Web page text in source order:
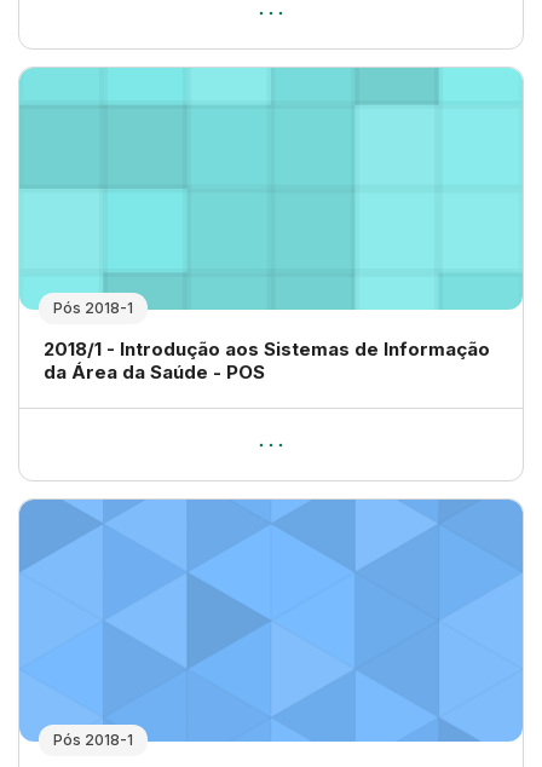
Pós 2018-1
Nome da disciplina
2018/1 - Introdução aos Sistemas de Informação
da Área da Saúde - POS
Pós 2018-1